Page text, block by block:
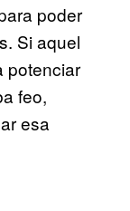
poder
Si aquel
potenciar
feo,
esa